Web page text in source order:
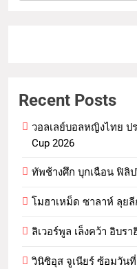
Recent Posts
วอลเลย์บอลหญิงไทย ป
Cup 2026
ทัพช้างศึก บุกเฉือน ฟิลิ
โมฮาเหม็ด ซาลาห์ ลุย
ลิเวอร์พูล เล็งคว้า อิบร
วินิซิอุส จูเนียร์ ซ้อมวัน